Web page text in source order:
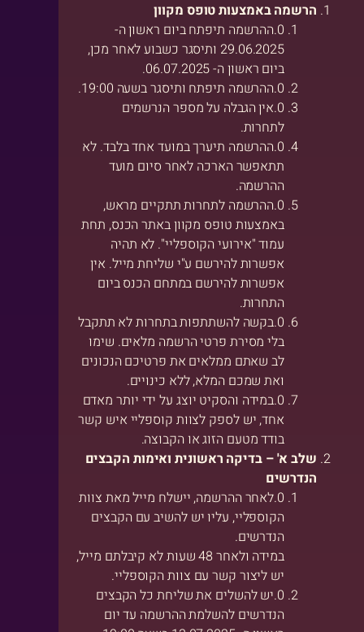
הרשמה באמצעות טופס מקוון
ההרשמה תיפתח ביום ראשון ה-
29.06.2025 ותיסגר כשבוע לאחר מכן,
ביום ראשון ה- 06.07.2025.
ההרשמה תיפתח ותיסגר בשעה 19:00.
אין הגבלה על מספר הנרשמים
לתחרות.
ההרשמה תיערך במועד אחד בלבד. לא
תתאפשר הארכה לאחר סיום מועד
ההרשמה.
ההרשמה לתחרות תתקיים מראש,
באמצעות טופס מקוון באתר הכנס, תחת
עמוד "אירועי הקוספליי". לא תהיה
אפשרות להירשם ע"י שליחת מייל. אין
אפשרות להירשם במתחם הכנס ביום
התחרות.
בקשה להשתתפות בתחרות לא תתקבל
בלי מסירת פרטי הרשמה מלאים. שימו
לב שאתם ממלאים את פרטיכם הנכונים
ואת שמכם המלא, ללא כינויים.
במידה והסקיט יוצג על ידי יותר מאדם
אחד, יש לספק לצוות קוספליי איש קשר
בודד מטעם הזוג או הקבוצה.
שלב א' – בדיקה ראשונית ואימות הקבצים
הנדרשים
לאחר ההרשמה, יישלח מייל מאת צוות
הקוספליי, עליו יש להשיב עם הקבצים
הנדרשים.
במידה ולאחר 48 שעות לא קיבלתם מייל,
יש ליצור קשר עם צוות הקוספליי.
יש להשלים את שליחת כל הקבצים
הנדרשים להשלמת ההרשמה עד יום